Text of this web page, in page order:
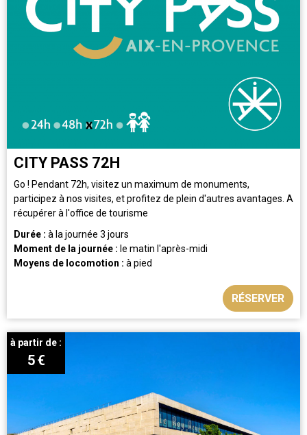
CITY PASS 72H
Go ! Pendant 72h, visitez un maximum de monuments,
participez à nos visites, et profitez de plein d'autres avantages. A
récupérer à l'office de tourisme
Durée : à la journée 3 jours
Moment de la journée : le matin l'après-midi
Moyens de locomotion : à pied
RÉSERVER
à partir de :
5€